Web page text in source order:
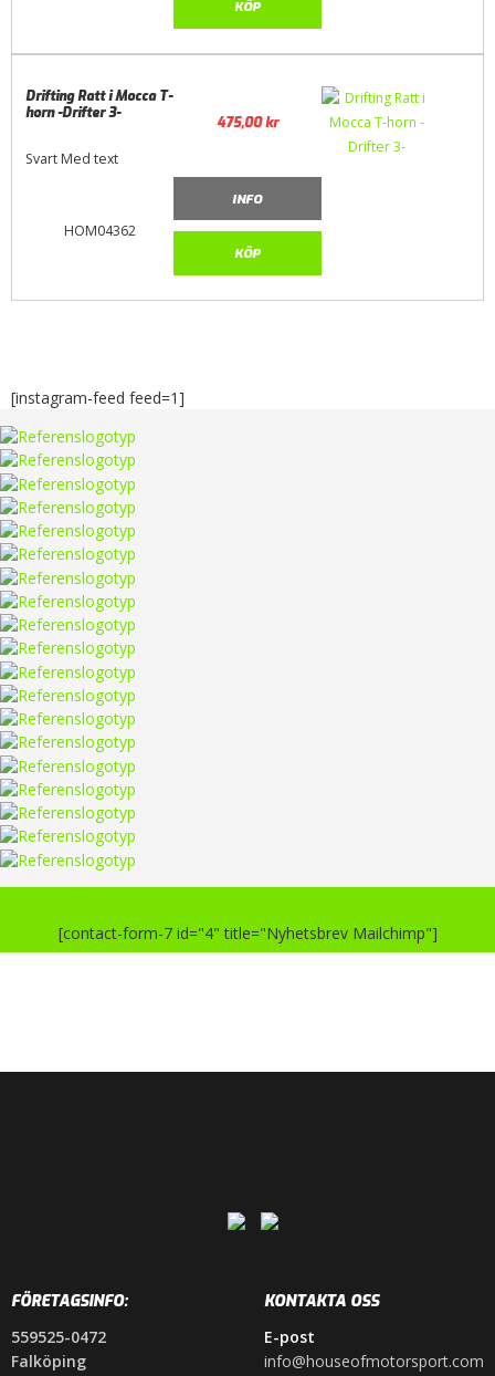
KÖP
HOM04362
Drifting Ratt i Mocca T-
horn -Drifter 3-
Svart Med text
475,00kr
INFO
KÖP
[instagram-feed feed=1]
[contact-form-7 id="4" title="Nyhetsbrev Mailchimp"]
FÖRETAGSINFO:
559525-0472
Falköping
KONTAKTA OSS
E-post
info@houseofmotorsport.com